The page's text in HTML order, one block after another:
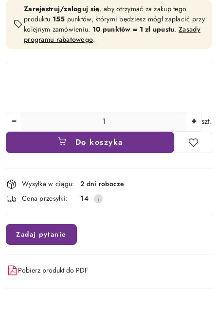
Zarejestruj/zaloguj się, aby otrzymać za zakup tego
produktu 155 punktów, którymi będziesz mógł zapłacić przy
kolejnym zamówieniu. 10 punktów = 1 zł upustu.Zasady
programu rabatowego.
szt.
Do koszyka
i
dostawa
Wysyłka w ciągu:
2 dni robocze
Cena przesyłki:
14
Zadaj pytanie
Pobierz produkt do PDF